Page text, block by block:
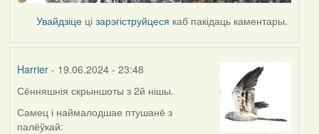
Увайдзіце цізарэгіструйцеся каб пакідаць каментары.
Harrier- 19.06.2024 - 23:48
Сённяшнія скрыншоты з 2й нішы.
Самец і наймалодшае птушанё з
палёўкай: